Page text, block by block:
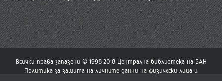
Всички права запазени © 1998-2018 Централна библиотека на БАН
Политика за защита на личните данни на физически лица и